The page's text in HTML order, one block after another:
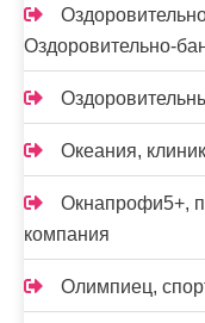
Оздоровительно-
Океания,
Окнапрофи5+,
компания
Олимпиец,